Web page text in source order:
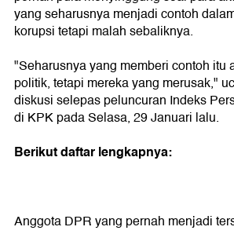
yang seharusnya menjadi contoh
korupsi tetapi malah sebaliknya.
"Seharusnya yang memberi contoh itu
politik, tetapi mereka yang merusak,"
diskusi selepas peluncuran Indeks
di KPK pada Selasa, 29 Januari lalu.
Berikut daftar lengkapnya:
Anggota DPR yang pernah menjadi